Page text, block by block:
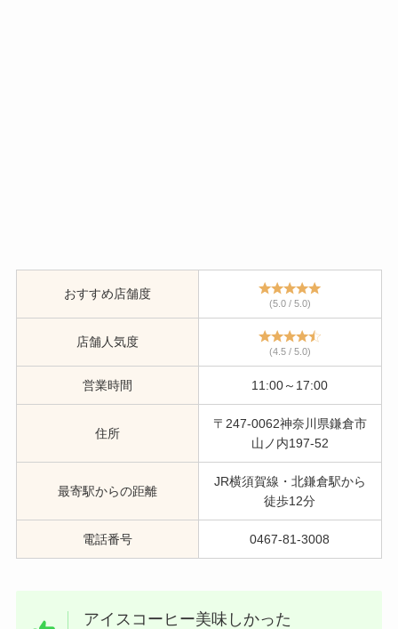
おすすめ店舗度
(5.0 / 5.0)
店舗人気度
(4.5 / 5.0)
営業時間 11:00～17:00
住所
〒247-0062神奈川県鎌倉市
山ノ内197-52
最寄駅からの距離
JR横須賀線・北鎌倉駅から
徒歩12分
電話番号 0467-81-3008
アイスコーヒー美味しかった